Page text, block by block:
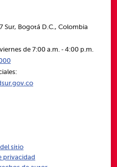
Sur, Bogotá D.C., Colombia
de 7:00 a.m. ‑ 4:00 p.m.
sitio
privacidad